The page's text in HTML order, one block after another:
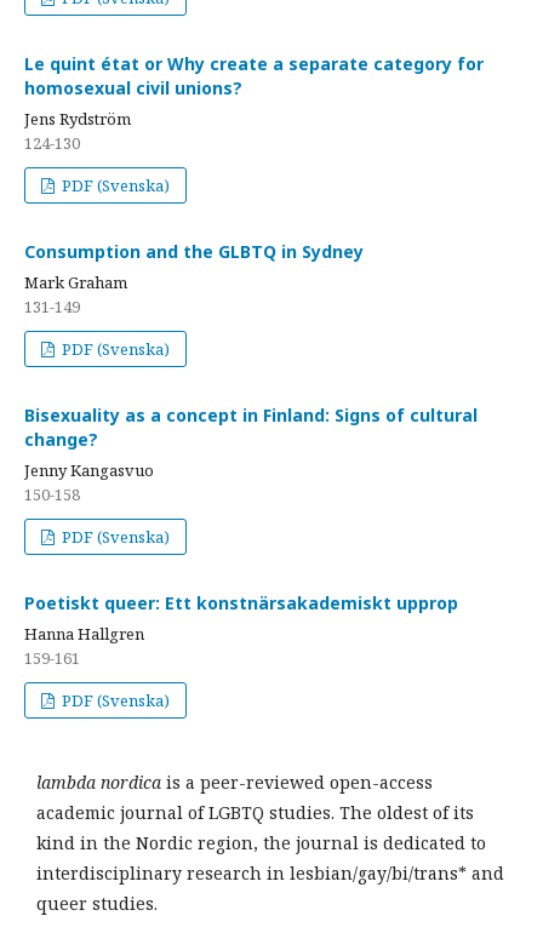
Le quint état or Why create a separate category for
homosexual civil unions?
Jens Rydström
124-130
PDF (Svenska)
Consumption and the GLBTQ in Sydney
Mark Graham
131-149
PDF (Svenska)
Bisexuality as a concept in Finland: Signs of cultural
change?
Jenny Kangasvuo
150-158
PDF (Svenska)
Poetiskt queer: Ett konstnärsakademiskt upprop
Hanna Hallgren
159-161
PDF (Svenska)
lambda nordica is a peer-reviewed open-access
academic journal of LGBTQ studies. The oldest of its
kind in the Nordic region, the journal is dedicated to
interdisciplinary research in lesbian/gay/bi/trans* and
queer studies.